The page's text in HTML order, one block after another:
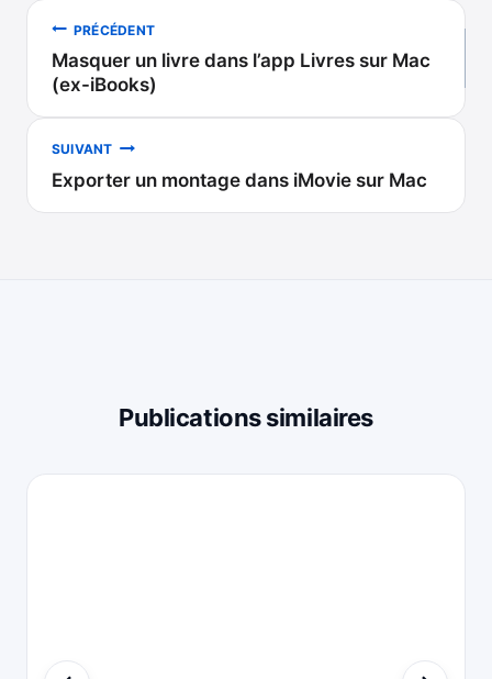
Navigation
de
l’article
PRÉCÉDENT
Masquer un livre dans l’app Livres sur Mac
(ex-iBooks)
SUIVANT
Exporter un montage dans iMovie sur Mac
Publications similaires